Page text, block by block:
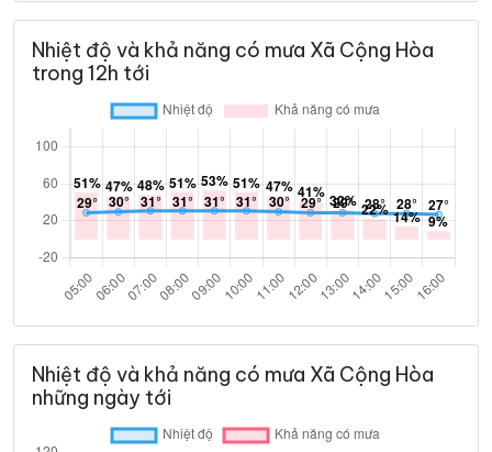
Nhiệt độ và khả năng có mưa Xã Cộng Hòa
trong 12h tới
Nhiệt độ và khả năng có mưa Xã Cộng Hòa
những ngày tới